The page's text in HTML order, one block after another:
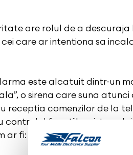
are rolul de a descuraja
cei care ar intentiona sa
este alcatuit dintr-un
o sirena care suna
receptia comenzilor de la
controlul functiilor
ar fi: proximitate, ridicare
conectarea